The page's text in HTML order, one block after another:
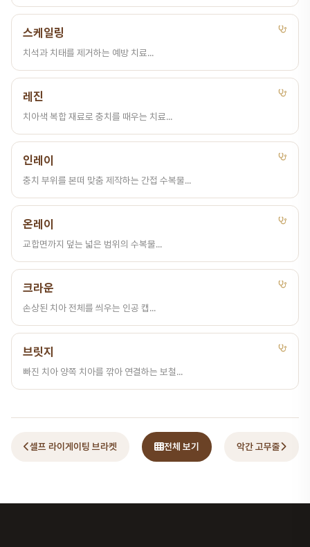
스케일링
치석과 치태를 제거하는 예방 치료...
레진
치아색 복합 재료로 충치를 때우는 치료...
인레이
충치 부위를 본떠 맞춤 제작하는 간접 수복물...
온레이
교합면까지 덮는 넓은 범위의 수복물...
크라운
손상된 치아 전체를 씌우는 인공 캡...
브릿지
빠진 치아 양쪽 치아를 깎아 연결하는 보철...
셀프 라이게이팅 브라켓 전체 보기 악간 고무줄